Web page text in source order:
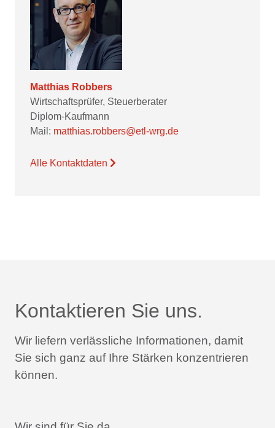
Matthias Robbers
Wirtschaftsprüfer, Steuerberater
Diplom-Kaufmann
Mail: matthias.robbers@etl-wrg.de
Alle Kontaktdaten
Kontaktieren Sie uns.
Wir liefern verlässliche Informationen, damit
Sie sich ganz auf Ihre Stärken konzentrieren
können.